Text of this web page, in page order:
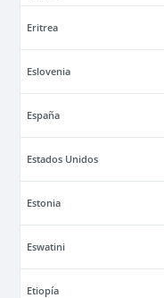
Eritrea
Eslovenia
España
Estados Unidos
Estonia
Eswatini
Etiopía